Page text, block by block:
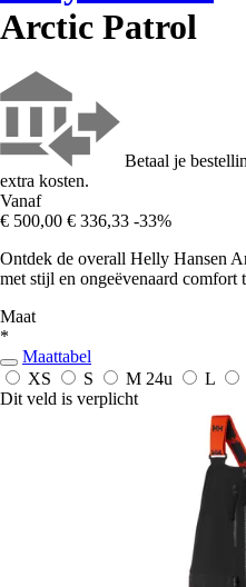
Arctic Patrol
Betaal je
extra kosten.
Vanaf
€ 500,00 € 336,33 -33%
Ontdek de overall Helly Hansen
met stijl en ongeëvenaard comfort
Maat
*
Maattabel
XS
S M 24u L
Dit veld is verplicht